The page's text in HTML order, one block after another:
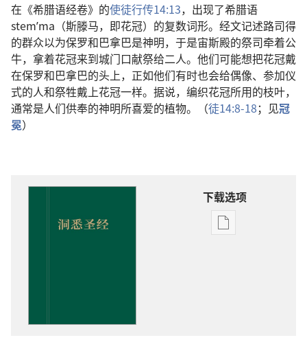
在《希腊语经卷》的使徒行传14:13，出现了希腊语
stemʹma（斯滕马，即花冠）的复数词形。经文记述路司得
的群众以为保罗和巴拿巴是神明，于是宙斯殿的祭司牵着公
牛，拿着花冠来到城门口献祭给二人。他们可能想把花冠戴
在保罗和巴拿巴的头上，正如他们有时也会给偶像、参加仪
式的人和祭牲戴上花冠一样。据说，编织花冠所用的枝叶，
通常是人们供奉的神明所喜爱的植物。（徒14:8-18；见冠
冕）
下载选项
出